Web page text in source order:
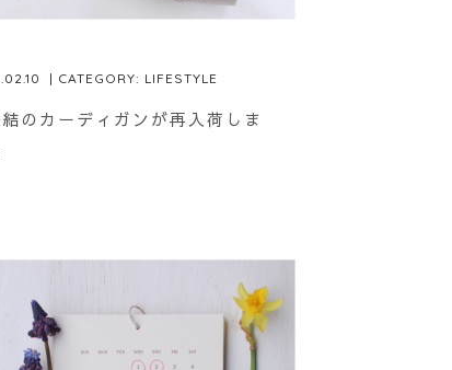
| CATEGORY: LIFESTYLE
結のカーディガンが再入荷しま